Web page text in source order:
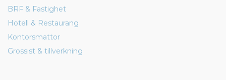
BRF & Fastighet
Hotell & Restaurang
Kontorsmattor
Grossist & tillverkning